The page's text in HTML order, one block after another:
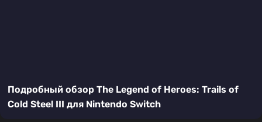
Подробный обзор The Legend of Heroes: Trails of
Cold Steel III для Nintendo Switch